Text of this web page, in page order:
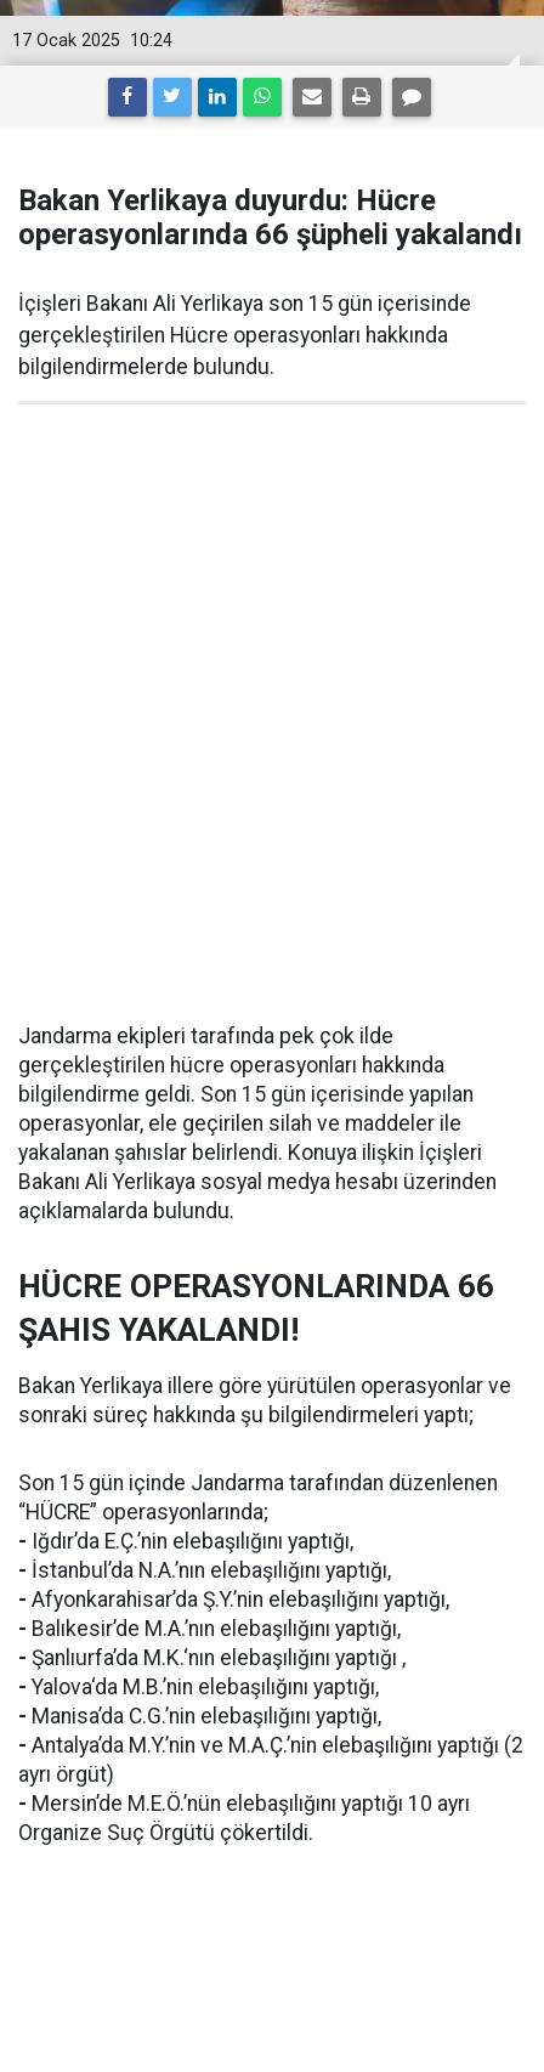
10:24
17 Ocak 2025
Bakan Yerlikaya duyurdu: Hücre
operasyonlarında 66 şüpheli yakalandı
İçişleri Bakanı Ali Yerlikaya son 15 gün içerisinde
gerçekleştirilen Hücre operasyonları hakkında
bilgilendirmelerde bulundu.
Jandarma ekipleri tarafında pek çok ilde
gerçekleştirilen hücre operasyonları hakkında
bilgilendirme geldi. Son 15 gün içerisinde yapılan
operasyonlar, ele geçirilen silah ve maddeler ile
yakalanan şahıslar belirlendi. Konuya ilişkin İçişleri
Bakanı Ali Yerlikaya sosyal medya hesabı üzerinden
açıklamalarda bulundu.
HÜCRE OPERASYONLARINDA 66
ŞAHIS YAKALANDI!
Bakan Yerlikaya illere göre yürütülen operasyonlar ve
sonraki süreç hakkında şu bilgilendirmeleri yaptı;
Son 15 gün içinde Jandarma tarafından düzenlenen
“HÜCRE” operasyonlarında;
- Iğdır’da E.Ç.’nin elebaşılığını yaptığı,
- İstanbul’da N.A.’nın elebaşılığını yaptığı,
- Afyonkarahisar’da Ş.Y.’nin elebaşılığını yaptığı,
- Balıkesir’de M.A.’nın elebaşılığını yaptığı,
- Şanlıurfa’da M.K.‘nın elebaşılığını yaptığı ,
- Yalova‘da M.B.’nin elebaşılığını yaptığı,
- Manisa’da C.G.’nin elebaşılığını yaptığı,
- Antalya’da M.Y.’nin ve M.A.Ç.’nin elebaşılığını yaptığı (2
ayrı örgüt)
- Mersin’de M.E.Ö.’nün elebaşılığını yaptığı 10 ayrı
Organize Suç Örgütü çökertildi.